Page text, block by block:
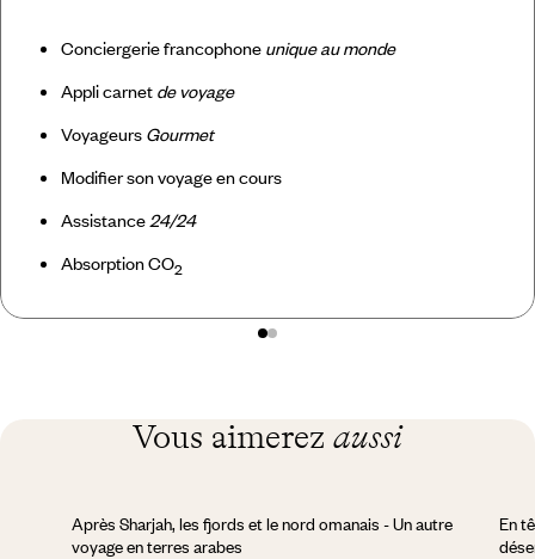
Conciergerie francophone unique au monde
Appli carnet de voyage
Voyageurs Gourmet
Modifier son voyage en cours
Assistance 24/24
Absorption CO2
Vous aimerez aussi
Après Sharjah, les fjords et le nord omanais - Un autre
voyage en terres arabes
En